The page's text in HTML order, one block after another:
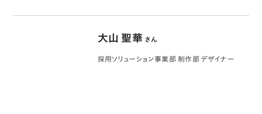
大山 聖華 さん
採用ソリューション事業部 制作部 デザイナー